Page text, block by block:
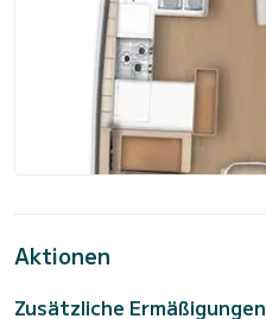
Aktionen
Zusätzliche Ermäßigungen